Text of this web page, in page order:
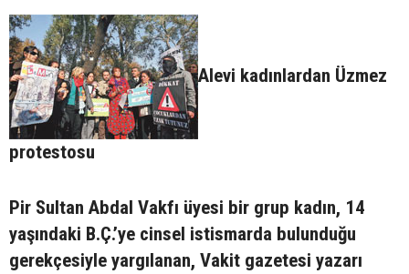
Alevi kadınlardan Üzmez
protestosu
Pir Sultan Abdal Vakfı üyesi bir grup kadın, 14
yaşındaki B.Ç.’ye cinsel istismarda bulunduğu
gerekçesiyle yargılanan, Vakit gazetesi yazarı